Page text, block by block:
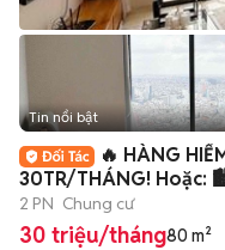
Tin nổi bật
🔥 HÀNG
2 PN Chung cư
30 triệu/tháng80 m²